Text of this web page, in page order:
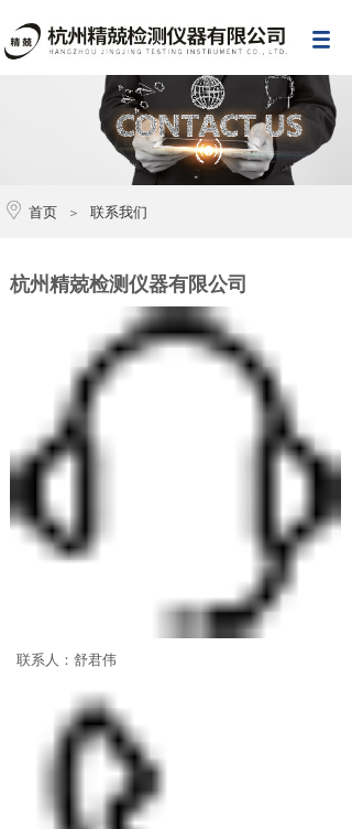
首页 ＞ 联系我们
杭州精兢检测仪器有限公司
联系人：舒君伟